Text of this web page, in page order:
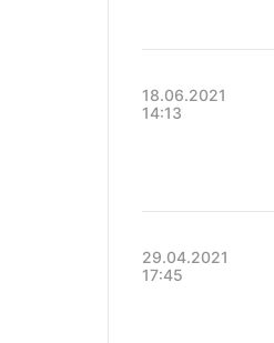
18.06.2021
14:13
29.04.2021
17:45